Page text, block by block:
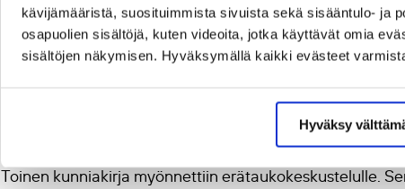
kävijämääristä, suosituimmista sivuista sekä sisääntulo- ja
osapuolien sisältöjä, kuten videoita, jotka käyttävät omia
sisältöjen näkymisen. Hyväksymällä kaikki evästeet
Hyväksy
sen koko olemassaolon ajan nimenomaan
rauhanjärjestönä koemme samanmielisyyttä valistus- ja
tulee rakentaen”, sanoo Lodenius.
Erätauko-säätiö edistää
Toinen kunniakirja myönnettiin erätaukokeskustelulle.